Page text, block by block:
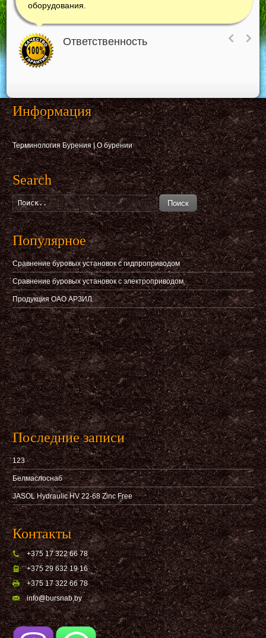
оборудования.
Ответственность
Информация
Терминология Бурения|О бурении
Search
Поиск
Популярное
Сравнение буровых установок с гидпроприводом
Сравнение буровых установок с электроприводом
Продукция ОАО АРЗИЛ
Последние записи
123
Белмаслоснаб
JASOL Hydraulic HV 22-68 Zinc Free
Контакты
+375 17 322 66 78
+375 29 632 19 16
+375 17 322 66 78
info@bursnab,by